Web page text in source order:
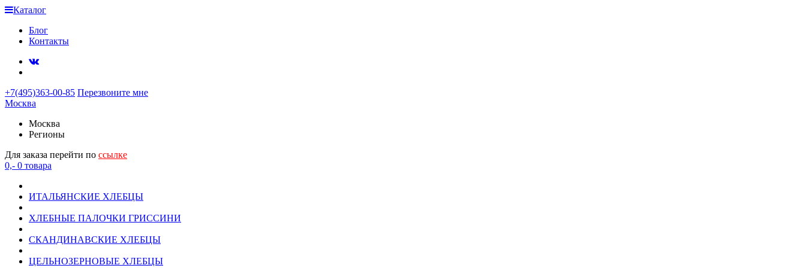
Каталог
Блог
Контакты
+7(495)363-00-85 Перезвоните мне
Москва
Москва
Регионы
Для заказа перейти по ссылке
0,- 0 товара
ИТАЛЬЯНСКИЕ ХЛЕБЦЫ
ХЛЕБНЫЕ ПАЛОЧКИ ГРИССИНИ
СКАНДИНАВСКИЕ ХЛЕБЦЫ
ЦЕЛЬНОЗЕРНОВЫЕ ХЛЕБЦЫ